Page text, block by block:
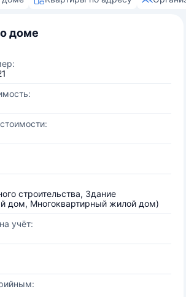
доме
строительства, Здание
дом, Многоквартирный жилой дом)
учёт: